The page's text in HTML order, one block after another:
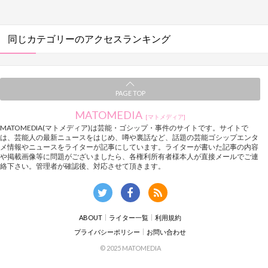
同じカテゴリーのアクセスランキング
PAGE TOP
MATOMEDIA [マトメディア]
MATOMEDIA(マトメディア)は芸能・ゴシップ・事件のサイトです。サイトで
は、芸能人の最新ニュースをはじめ、噂や裏話など、話題の芸能ゴシップエンタ
メ情報やニュースをライターが記事にしています。ライターが書いた記事の内容
や掲載画像等に問題がございましたら、各権利所有者様本人が直接メールでご連
絡下さい。管理者が確認後、対応させて頂きます。
ABOUT ライター一覧
利用規約
プライバシーポリシー
お問い合わせ
© 2025 MATOMEDIA